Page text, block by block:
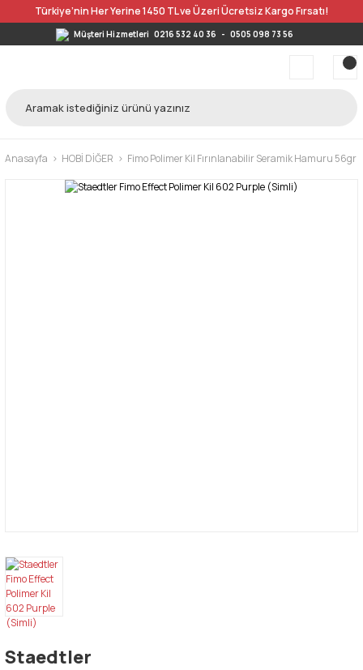
Türkiye’nin Her Yerine 1450 TL ve Üzeri Ücretsiz Kargo Fırsatı!
Müşteri Hizmetleri 0216 532 40 36 - 0505 098 73 56
Anasayfa HOBİ DİĞER Fimo Polimer Kil Fırınlanabilir Seramik Hamuru 56gr
Staedtler